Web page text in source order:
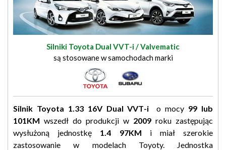
Silniki Toyota Dual VVT-i / Valvematic
są stosowane w samochodach marki
Silnik Toyota 1.33 16V Dual VVT-i o mocy 99 lub
101KM wszedł do produkcji w 2009 roku zastępując
wysłużoną jednostkę 1.4 97KM i miał szerokie
zastosowanie w modelach Toyoty. Jednostka